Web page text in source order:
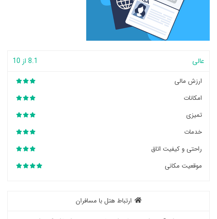
عالی 8.1 از 10
ارزش مالی
امکانات
تمیزی
خدمات
راحتی و کیفیت اتاق
موقعیت مکانی
ارتباط هتل با مسافران